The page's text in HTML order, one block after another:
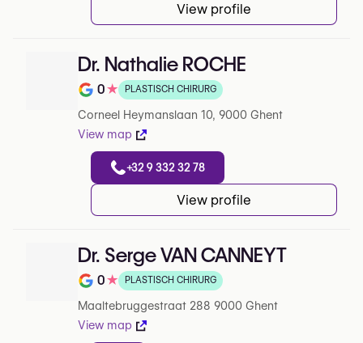
View profile
Dr. Nathalie ROCHE
Note de 0 sur 5 sur Google
0★ PLASTISCH CHIRURG
Corneel Heymanslaan 10, 9000 Ghent
View map
+32 9 332 32 78
View profile
Dr. Serge VAN CANNEYT
Note de 0 sur 5 sur Google
0★ PLASTISCH CHIRURG
Maaltebruggestraat 288 9000 Ghent
View map